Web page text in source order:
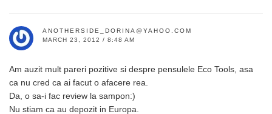
ANOTHERSIDE_DORINA@YAHOO.COM
MARCH 23, 2012 / 8:48 AM
Am auzit mult pareri pozitive si despre pensulele Eco Tools, asa
ca nu cred ca ai facut o afacere rea.
Da, o sa-i fac review la sampon:)
Nu stiam ca au depozit in Europa.